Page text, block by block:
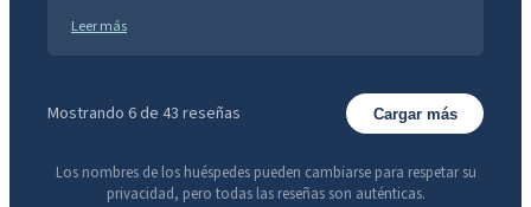
Leer más
Mostrando 6 de 43 reseñas Cargar más
Los nombres de los huéspedes pueden cambiarse para respetar su
privacidad, pero todas las reseñas son auténticas.